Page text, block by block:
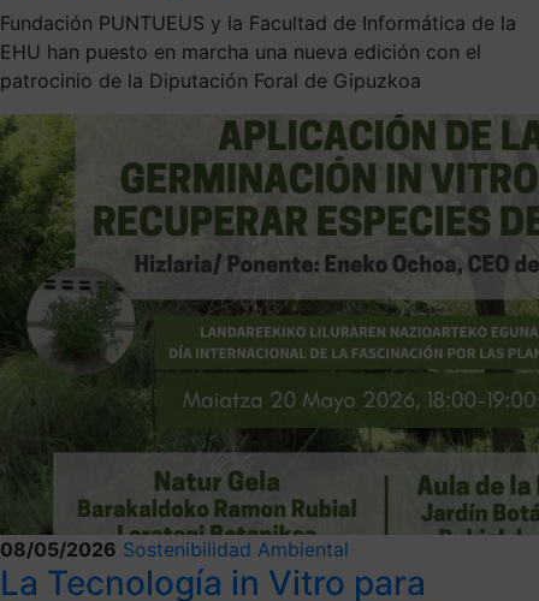
Fundación PUNTUEUS y la Facultad de Informática de la
EHU han puesto en marcha una nueva edición con el
patrocinio de la Diputación Foral de Gipuzkoa
08/05/2026 Sostenibilidad Ambiental
La Tecnología in Vitro para